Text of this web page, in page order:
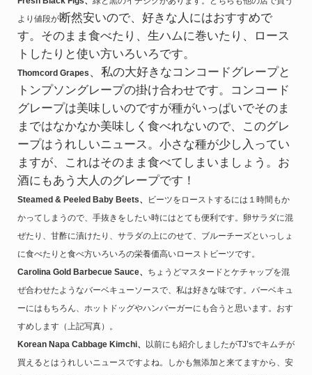
より値段が断然安いので、好きな人にはおすすめで
す。そのまま食べたり、生ハムに巻いたり、ロース
トしたりと使い方いろいろです。
Thomcord Grapes 、私の大好きなコンコードグレープと
トンプソングレープの掛け合わせです。コンコード
グレープは美味しいのですが種がいっぱいでそのま
まではなかなか美味しく食べれないので、このグレ
ープはうれしいニュース。小さな種が少し入ってい
ますが、これはそのまま食べてしまいましょう。お
酒にもあう大人のグレープです！
Steamed & Peeled Baby Beets、
ビーツをローストするには１時間もか
かってしまうので、手抜きをしたい時にはとても便利です。卵サラダに混
ぜたり、甘酢に漬けたり、サラダの上にのせて、ブルーチーズといっしょ
に食べたりと食べ方いろいろの栄養価高いローストビーツです。
Carolina Gold Barbecue Sauce、 ちょうどマスタードとケチャップを混
ぜ合わせたようなバーベキューソースで、私は好きな味です。バーベキュ
ーにはもちろん、ホットドッグやハンバーガーにも合うと思います。おす
すめします（上記写真）。
Korean Napa Cabbage Kimchi、
以前にも紹介しましたがTJ’sでキムチが
買えるとはうれしいニュースですよね。しかも無添加と来てますから、安